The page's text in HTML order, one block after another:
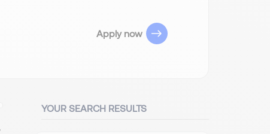
Apply now
YOUR SEARCH RESULTS